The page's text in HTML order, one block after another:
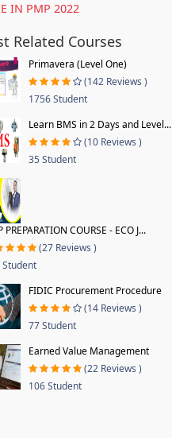
IN PMP 2022
Related Courses
Primavera (Level One)
(142 Reviews )
1756 Student
Learn BMS in 2 Days and Level...
(10 Reviews )
35 Student
PREPARATION COURSE - ECO J...
(27 Reviews )
Student
FIDIC Procurement Procedure
(14 Reviews )
77 Student
Earned Value Management
(22 Reviews )
106 Student